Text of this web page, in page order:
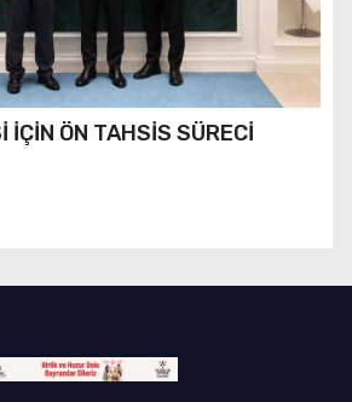
İÇİN ÖN TAHSİS SÜRECİ